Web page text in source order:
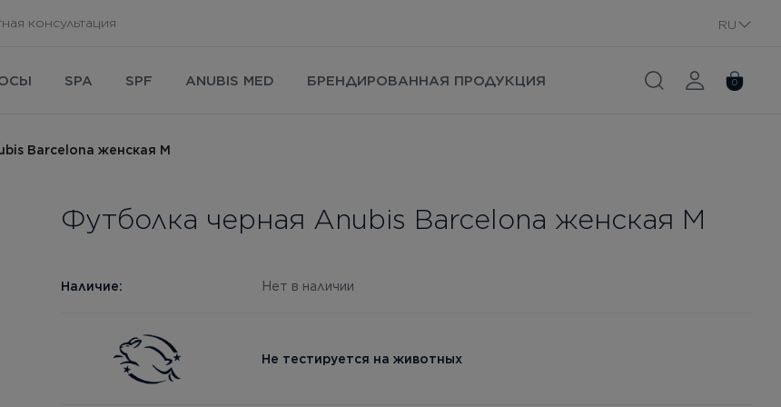
консультация
RU
SPA SPF ANUBIS MED БРЕНДИРОВАННАЯ ПРОДУКЦИЯ 0
Barcelona женская М
Футболка черная Anubis Barcelona женская М
Наличие: Нет в наличии
Не тестируется на животных